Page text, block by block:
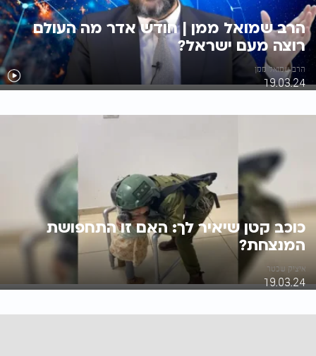
הרב שמואל ממן | חודש אדר מה העולם
רוצה מעם ישראל?
הרב שמואל ממן
19.03.24
כוכב קטן שיאיר לך: האם זו התחפושת
המנצחת?
איציק שכטר
19.03.24